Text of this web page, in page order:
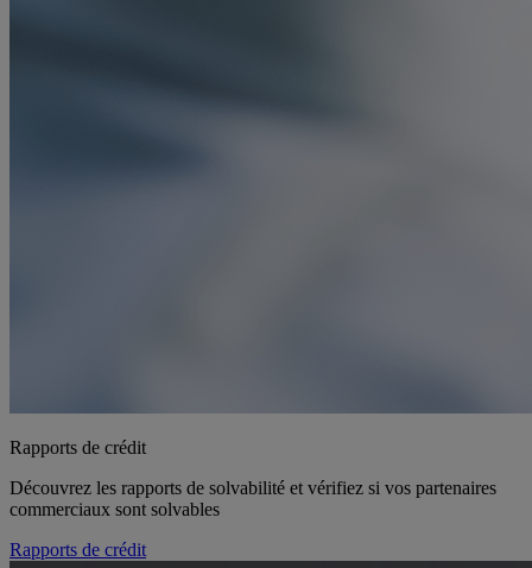
Rapports de crédit
Découvrez les rapports de solvabilité et vérifiez si vos partenaires
commerciaux sont solvables
Rapports de crédit